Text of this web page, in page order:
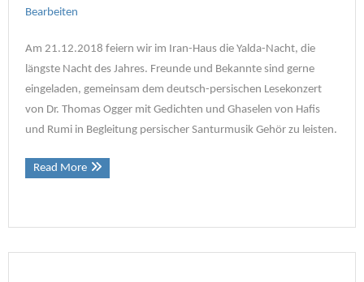
Bearbeiten
Am 21.12.2018 feiern wir im Iran-Haus die Yalda-Nacht, die
längste Nacht des Jahres. Freunde und Bekannte sind gerne
eingeladen, gemeinsam dem deutsch-persischen Lesekonzert
von Dr. Thomas Ogger mit Gedichten und Ghaselen von Hafis
und Rumi in Begleitung persischer Santurmusik Gehör zu leisten.
Read More